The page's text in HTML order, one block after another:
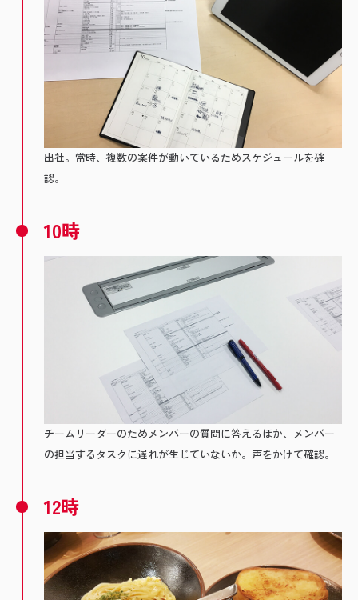
出社。常時、複数の案件が動いているためスケジュールを確
認。
10時
チームリーダーのためメンバーの質問に答えるほか、メンバー
の担当するタスクに遅れが生じていないか。声をかけて確認。
12時